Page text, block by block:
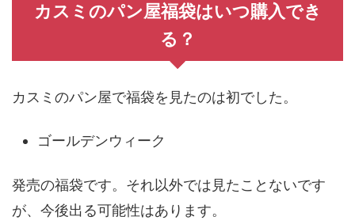
カスミのパン屋福袋はいつ購入でき
る？
カスミのパン屋で福袋を見たのは初でした。
ゴールデンウィーク
発売の福袋です。それ以外では見たことないです
が、今後出る可能性はあります。